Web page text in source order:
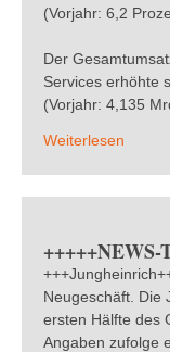
(Vorjahr: 6,2
Der
Services erhöhte
(Vorjahr: 4,135
Weiterlesen
Neugeschäft. Die
ersten Hälfte des
Angaben zufolge